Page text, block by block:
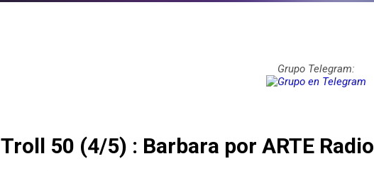
Grupo Telegram:
Troll 50 (4/5) : Barbara por ARTE Radio